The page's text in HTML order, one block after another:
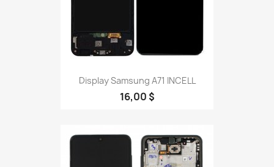
Display Samsung A71 INCELL
16,00 $